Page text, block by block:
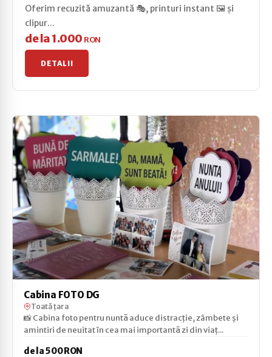
Oferim recuzită amuzantă 🎭, printuri instant 🖼️ și
clipur...
de la 1.000 RON
DETALII
Cabina FOTO DG
Toată țara
📸 Cabina foto pentru nuntă aduce distracție, zâmbete și
amintiri de neuitat în cea mai importantă zi din viaț...
de la 500 RON